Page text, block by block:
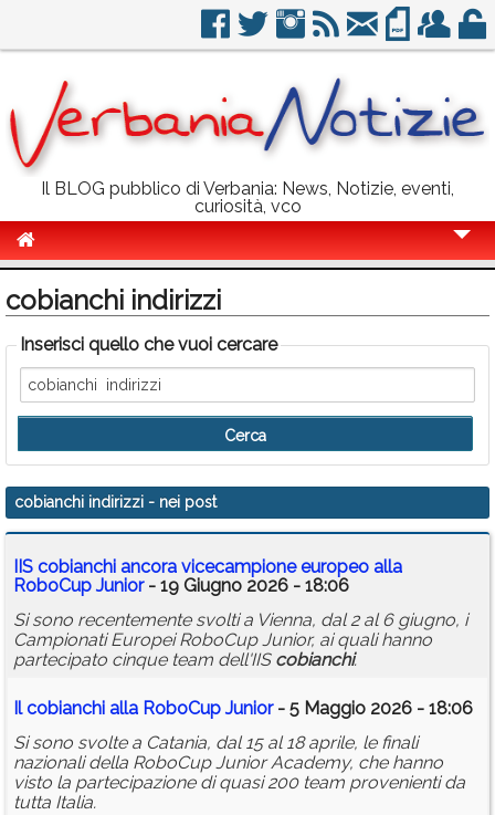
Il BLOG pubblico di Verbania: News, Notizie, eventi,
curiosità, vco
Politica
Sport
Eventi
Info Utili
Rubriche
Calendario
Annunci
cobianchi indirizzi
Inserisci quello che vuoi cercare
cobianchi indirizzi - nei post
IIS cobianchi ancora vicecampione europeo alla
RoboCup Junior- 19 Giugno 2026 - 18:06
Si sono recentemente svolti a Vienna, dal 2 al 6 giugno, i
Campionati Europei RoboCup Junior, ai quali hanno
partecipato cinque team dell'IIS cobianchi.
Ilcobianchi alla RoboCup Junior- 5 Maggio 2026 - 18:06
Si sono svolte a Catania, dal 15 al 18 aprile, le finali
nazionali della RoboCup Junior Academy, che hanno
visto la partecipazione di quasi 200 team provenienti da
tutta Italia.